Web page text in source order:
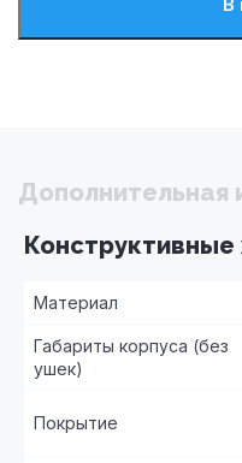
Дополнительная
Материал
Габариты корпуса (без
ушек)
Покрытие